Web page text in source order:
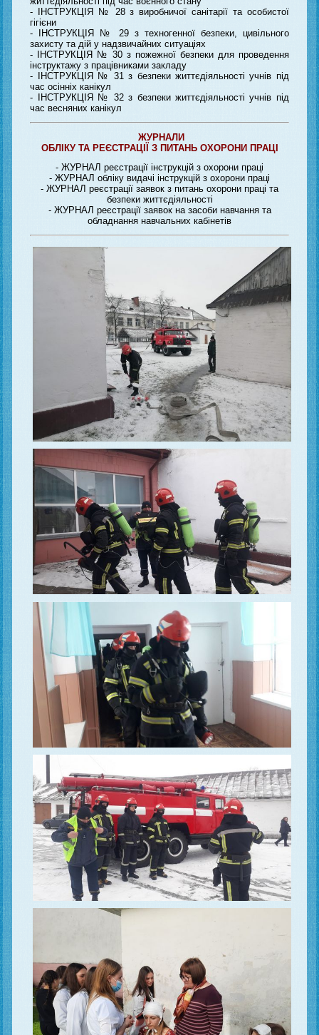
- ІНСТРУКЦІЯ № 28 з виробничої санітарії та особистої
гігієни
- ІНСТРУКЦІЯ № 29 з техногенної безпеки, цивільного
захисту та дій у надзвичайних ситуаціях
- ІНСТРУКЦІЯ № 30 з пожежної безпеки для проведення
інструктажу з працівниками закладу
- ІНСТРУКЦІЯ № 31 з безпеки життєдіяльності учнів під
час осінніх канікул
- ІНСТРУКЦІЯ № 32 з безпеки життєдіяльності учнів під
час весняних канікул
ЖУРНАЛИ
ОБЛІКУ ТА РЕЄСТРАЦІЇ З ПИТАНЬ ОХОРОНИ ПРАЦІ
- ЖУРНАЛ реєстрації інструкцій з охорони праці
- ЖУРНАЛ обліку видачі інструкцій з охорони праці
- ЖУРНАЛ реєстрації заявок з питань охорони праці та
безпеки життєдіяльності
- ЖУРНАЛ реєстрації заявок на засоби навчання та
обладнання навчальних кабінетів